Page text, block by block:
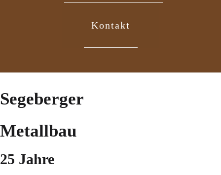
Kontakt
Segeberger
Metallbau
25 Jahre